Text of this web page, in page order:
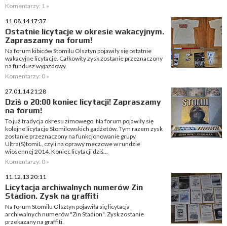
Komentarzy: 1 »
11.08.14 17:37
Ostatnie licytacje w okresie wakacyjnym.
Zapraszamy na forum!
Na forum kibiców Stomilu Olsztyn pojawiły się ostatnie
wakacyjne licytacje. Całkowity zysk zostanie przeznaczony
na fundusz wyjazdowy.
Komentarzy: 0 »
27.01.14 21:28
Dziś o 20:00 koniec licytacji! Zapraszamy
na forum!
To już tradycja okresu zimowego. Na forum pojawiły się
kolejne licytacje Stomilowskich gadżetów. Tym razem zysk
zostanie przeznaczony na funkcjonowanie grupy
Ultra(S)tomiL, czyli na oprawy meczowe w rundzie
wiosennej 2014. Koniec licytacji dziś...
Komentarzy: 0 »
11.12.13 20:11
Licytacja archiwalnych numerów Zin
Stadion. Zysk na graffiti
Na forum Stomilu Olsztyn pojawiła się licytacja
archiwalnych numerów "Zin Stadion". Zysk zostanie
przekazany na graffiti.